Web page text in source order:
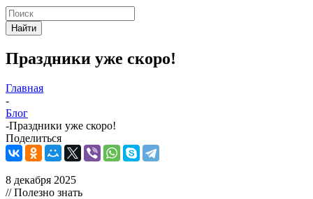
Найти
Праздники уже скоро!
Главная
-
Блог
-Праздники уже скоро!
Поделиться
8 декабря 2025
// Полезно знать